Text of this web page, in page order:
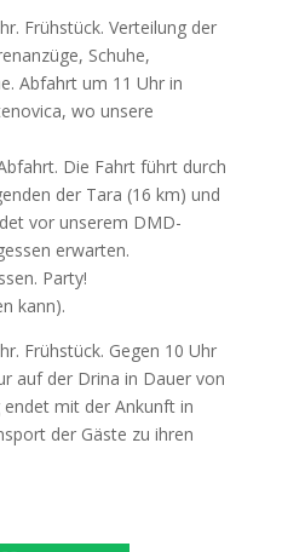
Frühstück. Verteilung der
Schuhe,
Abfahrt um 11 Uhr in
wo unsere
Die Fahrt führt durch
der Tara (16 km) und
vor unserem DMD-
erwarten.
Party!
kann).
Frühstück. Gegen 10 Uhr
auf der Drina in Dauer von
endet mit der Ankunft in
der Gäste zu ihren